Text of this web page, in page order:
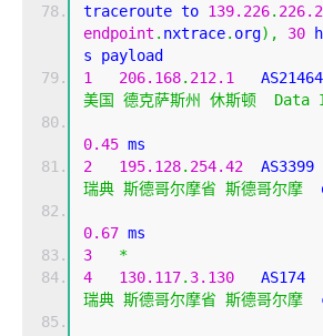
traceroute to 139.226. 226.2
endpoint . nxtrace. org), 30
s payload
1
206.168. 212.1
美国
德克萨斯州 休斯顿 Data
0.45 ms
2
195.128. 254.42
瑞典 斯德哥尔摩省 斯德哥尔摩
0.67 ms
3
*
4
130.117. 3.130
瑞典 斯德哥尔摩省 斯德哥尔摩